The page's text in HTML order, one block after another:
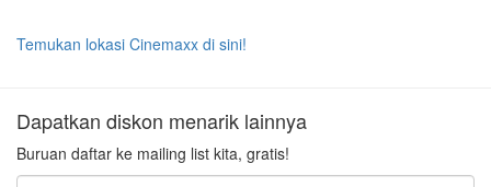
Temukan lokasi Cinemaxx di sini!
Dapatkan diskon menarik lainnya
Buruan daftar ke mailing list kita, gratis!